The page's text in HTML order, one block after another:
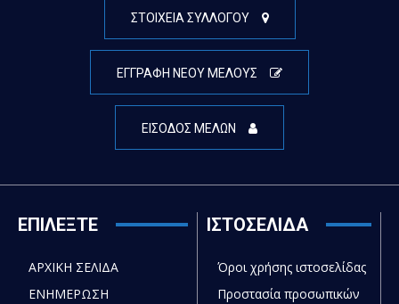
ΣΤΟΙΧΕΙΑ ΣΥΛΛΟΓΟΥ
ΕΓΓΡΑΦΗ ΝΕΟΥ ΜΕΛΟΥΣ
ΕΙΣΟΔΟΣ ΜΕΛΩΝ
ΕΠΙΛΕΞΤΕ
ΑΡΧΙΚΗ ΣΕΛΙΔΑ
ΕΝΗΜΕΡΩΣΗ
ΙΣΤΟΣΕΛΙΔΑ
Όροι χρήσης ιστοσελίδας
Προστασία προσωπικών